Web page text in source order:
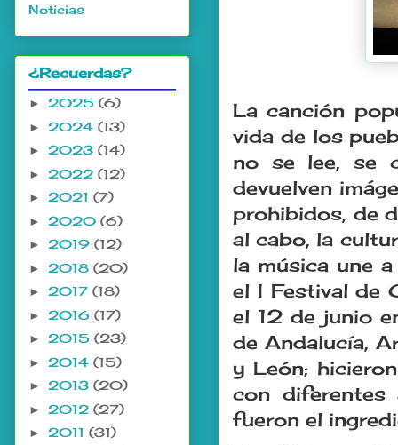
La canción
vida de los
no se lee, se
devuelven
prohibidos, de
al cabo, la
la música une
el I Festival de
el 12 de junio
de Andalucía,
y León;
con diferentes
fueron el
Noticias
¿Recuerdas?
► 2025 (6)
► 2024 (13)
► 2023 (14)
► 2022 (12)
► 2021 (7)
► 2020 (6)
► 2019 (12)
► 2018 (20)
► 2017 (18)
► 2016 (17)
► 2015 (23)
► 2014 (15)
► 2013 (20)
► 2012 (27)
► 2011 (31)